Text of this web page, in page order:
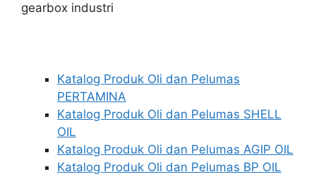
gearbox industri
Katalog Produk Oli dan Pelumas
PERTAMINA
Katalog Produk Oli dan Pelumas SHELL
OIL
Katalog Produk Oli dan Pelumas AGIP OIL
Katalog Produk Oli dan Pelumas BP OIL